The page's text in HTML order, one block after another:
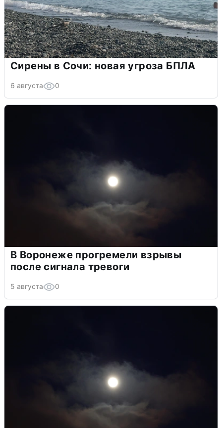
Сирены в Сочи: новая угроза БПЛА
6 августа 0
В Воронеже прогремели взрывы
после сигнала тревоги
5 августа 0